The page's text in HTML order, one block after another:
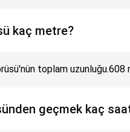
kaç metre?
toplam uzunluğu.608
geçmek kaç